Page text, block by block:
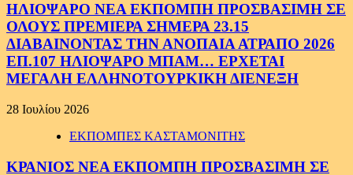
ΗΛΙΟΨΑΡΟ ΝΕΑ ΕΚΠΟΜΠΗ ΠΡΟΣΒΑΣΙΜΗ ΣΕ
ΟΛΟΥΣ ΠΡΕΜΙΕΡΑ ΣΗΜΕΡΑ 23.15
ΔΙΑΒΑΙΝΟΝΤΑΣ ΤΗΝ ΑΝΟΠΑΙΑ ΑΤΡΑΠΟ 2026
ΕΠ.107 ΗΛΙΟΨΑΡΟ ΜΠΑΜ… ΕΡΧΕΤΑΙ
ΜΕΓΑΛΗ ΕΛΛΗΝΟΤΟΥΡΚΙΚΗ ΔΙΕΝΕΞΗ
28 Ιουλίου 2026
ΕΚΠΟΜΠΕΣ ΚΑΣΤΑΜΟΝΙΤΗΣ
ΚΡΑΝΙΟΣ ΝΕΑ ΕΚΠΟΜΠΗ ΠΡΟΣΒΑΣΙΜΗ ΣΕ